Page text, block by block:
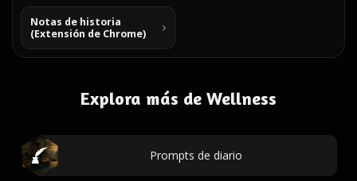
Notas de historia
(Extensión de Chrome)
Explora más de Wellness
Prompts de diario